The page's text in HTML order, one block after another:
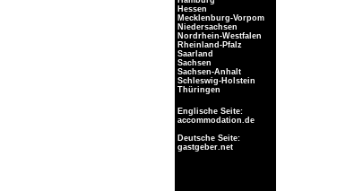
Hessen
Mecklenburg-Vorpom
Niedersachsen
Nordrhein-Westfalen
Rheinland-Pfalz
Saarland
Sachsen
Sachsen-Anhalt
Schleswig-Holstein
Thüringen
Englische Seite:
accommodation.de
Deutsche Seite:
gastgeber.net